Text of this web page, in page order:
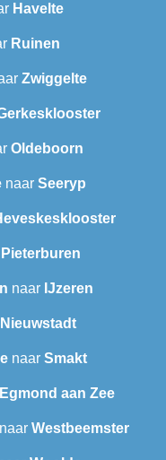
Havelte
Ruinen
Zwiggelte
Oldeboorn
naar Seeryp
Pieterburen
naar IJzeren
Nieuwstadt
naar Smakt
Egmond aan Zee
naar Westbeemster